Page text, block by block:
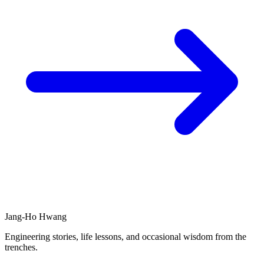
Jang-Ho Hwang
Engineering stories, life lessons, and occasional wisdom from the
trenches.